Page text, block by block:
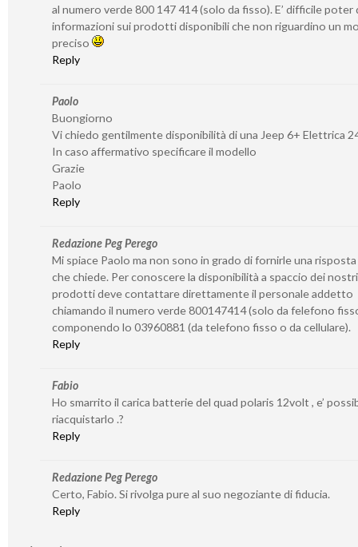
al numero verde 800 147 414 (solo da fisso). E’ difficile poter
informazioni sui prodotti disponibili che non riguardino un
preciso
Reply
Paolo
Buongiorno
Vi chiedo gentilmente disponibilità di una Jeep 6+ Elettrica
In caso affermativo specificare il modello
Grazie
Paolo
Reply
Redazione Peg Perego
Mi spiace Paolo ma non sono in grado di fornirle una
che chiede. Per conoscere la disponibilità a spaccio dei nostri
prodotti deve contattare direttamente il personale addetto
chiamando il numero verde 800147414 (solo da felefono
componendo lo 03960881 (da telefono fisso o da cellulare).
Reply
Fabio
Ho smarrito il carica batterie del quad polaris 12volt , e’
riacquistarlo .?
Reply
Redazione Peg Perego
Certo, Fabio. Si rivolga pure al suo negoziante di fiducia.
Reply